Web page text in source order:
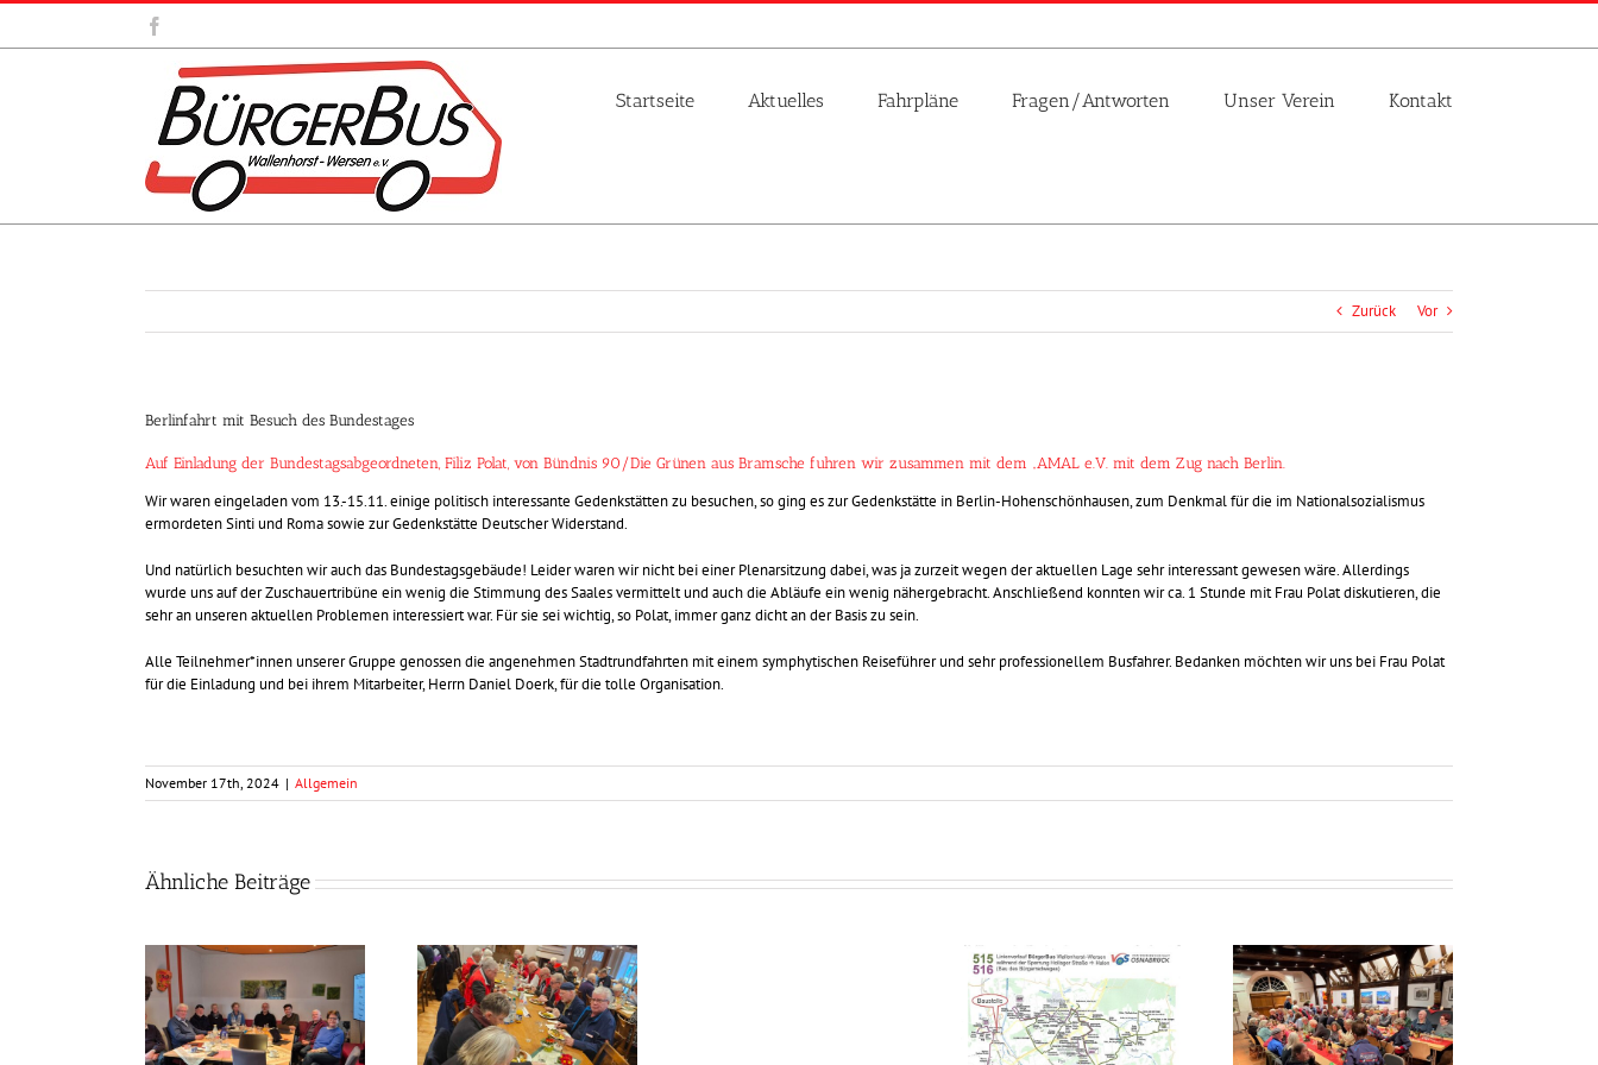
Zum
springen
Startseite Aktuelles Fahrpläne Fragen/Antworten Unser Verein Kontakt
Zurück Vor
Berlinfahrt mit Besuch des Bundestages
Auf Einladung der Bundestagsabgeordneten, Filiz Polat, von Bündnis 90/Die Grünen aus Bramsche fuhren wir zusammen mit dem „AMAL e.V. mit dem Zug nach Berlin.
Wir waren eingeladen vom 13.-15.11. einige politisch interessante Gedenkstätten zu besuchen, so ging es zur Gedenkstätte in Berlin-Hohenschönhausen, zum Denkmal für die im Nationalsozialismus
ermordeten Sinti und Roma sowie zur Gedenkstätte Deutscher Widerstand.
Und natürlich besuchten wir auch das Bundestagsgebäude! Leider waren wir nicht bei einer Plenarsitzung dabei, was ja zurzeit wegen der aktuellen Lage sehr interessant gewesen wäre. Allerdings
wurde uns auf der Zuschauertribüne ein wenig die Stimmung des Saales vermittelt und auch die Abläufe ein wenig nähergebracht. Anschließend konnten wir ca. 1 Stunde mit Frau Polat diskutieren, die
sehr an unseren aktuellen Problemen interessiert war. Für sie sei wichtig, so Polat, immer ganz dicht an der Basis zu sein.
Alle Teilnehmer*innen unserer Gruppe genossen die angenehmen Stadtrundfahrten mit einem symphytischen Reiseführer und sehr professionellem Busfahrer. Bedanken möchten wir uns bei Frau Polat
für die Einladung und bei ihrem Mitarbeiter, Herrn Daniel Doerk, für die tolle Organisation.
November 17th, 2024 | Allgemein
Ähnliche Beiträge
Frühlingszeit –
Volles Haus bei der